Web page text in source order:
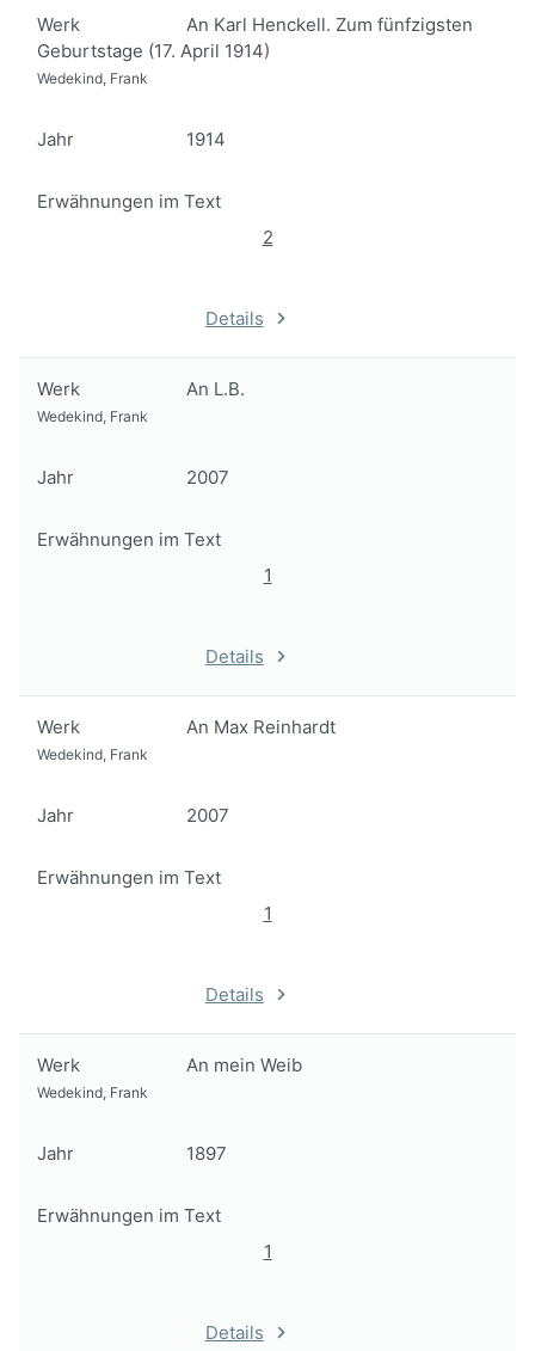
Werk
An Karl Henckell. Zum fünfzigsten
Geburtstage (17. April 1914)
Wedekind, Frank
Jahr 1914
Erwähnungen im Text
2
Details
Werk An L.B.
Wedekind, Frank
Jahr 2007
Erwähnungen im Text
1
Details
Werk An Max Reinhardt
Wedekind, Frank
Jahr 2007
Erwähnungen im Text
1
Details
Werk An mein Weib
Wedekind, Frank
Jahr 1897
Erwähnungen im Text
1
Details